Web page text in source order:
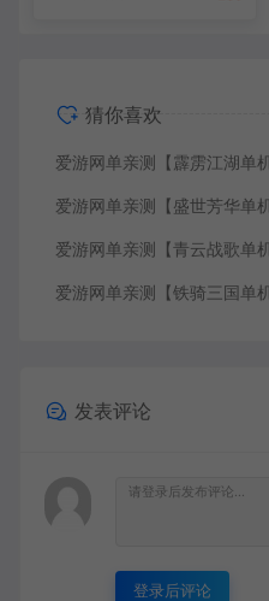
猜你喜欢
发表评论
登录后评论